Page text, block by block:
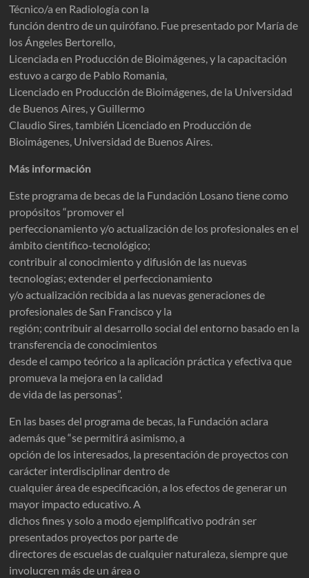
Técnico/a en Radiología con la
función dentro de un quirófano. Fue presentado por María de
los Ángeles Bertorello,
Licenciada en Producción de Bioimágenes, y la capacitación
estuvo a cargo de Pablo Romania,
Licenciado en Producción de Bioimágenes, de la Universidad
de Buenos Aires, y Guillermo
Claudio Sires, también Licenciado en Producción de
Bioimágenes, Universidad de Buenos Aires.
Más información
Este programa de becas de la Fundación Losano tiene como
propósitos “promover el
perfeccionamiento y/o actualización de los profesionales en el
ámbito científico-tecnológico;
contribuir al conocimiento y difusión de las nuevas
tecnologías; extender el perfeccionamiento
y/o actualización recibida a las nuevas generaciones de
profesionales de San Francisco y la
región; contribuir al desarrollo social del entorno basado en la
transferencia de conocimientos
desde el campo teórico a la aplicación práctica y efectiva que
promueva la mejora en la calidad
de vida de las personas”.
En las bases del programa de becas, la Fundación aclara
además que “se permitirá asimismo, a
opción de los interesados, la presentación de proyectos con
carácter interdisciplinar dentro de
cualquier área de especificación, a los efectos de generar un
mayor impacto educativo. A
dichos fines y solo a modo ejemplificativo podrán ser
presentados proyectos por parte de
directores de escuelas de cualquier naturaleza, siempre que
involucren más de un área o